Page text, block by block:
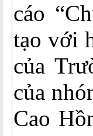
cáo
tạo với
của
của
Cao